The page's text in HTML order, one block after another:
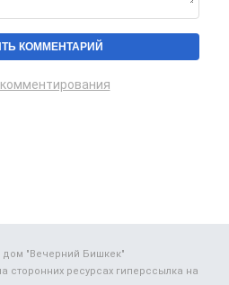
"Вечерний Бишкек"
сторонних ресурсах гиперссылка на